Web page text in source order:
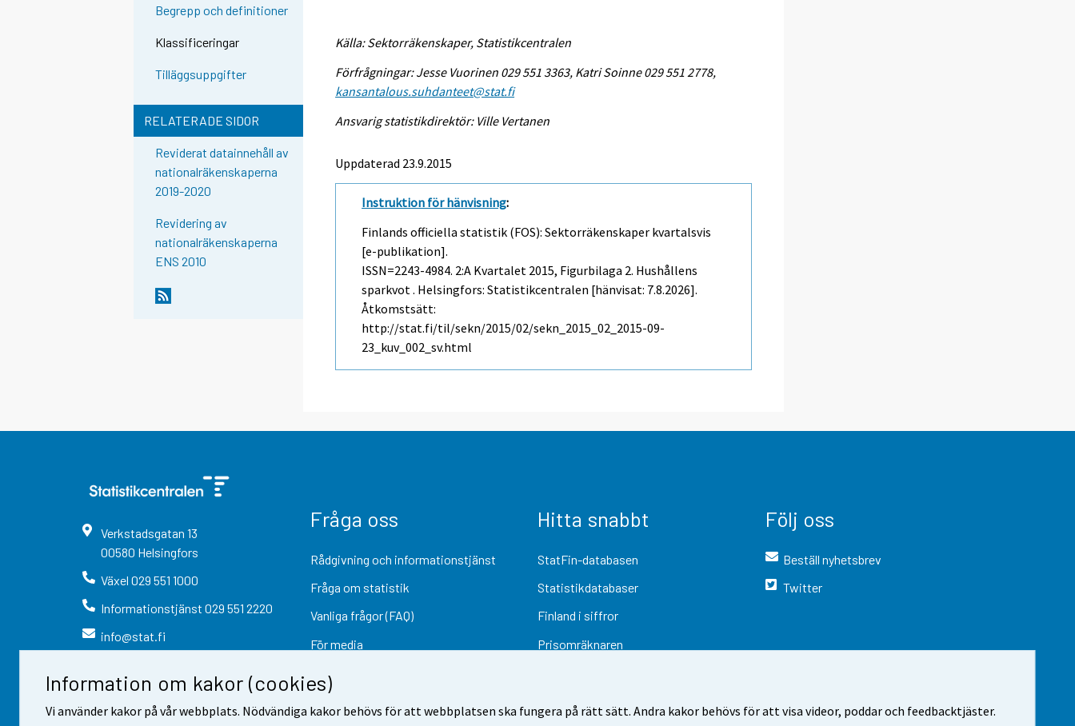
Information om kakor (cookies)
Vi använder kakor på vår webbplats. Nödvändiga kakor behövs för att webbplatsen ska fungera på rätt sätt. Andra kakor behövs för att visa videor, poddar och feedbacktjäster.
Begrepp och definitioner
Klassificeringar
Tilläggsuppgifter
RELATERADE SIDOR
Reviderat datainnehåll av
nationalräkenskaperna
2019-2020
Revidering av
nationalräkenskaperna
ENS 2010
Källa: Sektorräkenskaper, Statistikcentralen
Förfrågningar: Jesse Vuorinen 029 551 3363, Katri Soinne 029 551 2778,
kansantalous.suhdanteet@stat.fi
Ansvarig statistikdirektör: Ville Vertanen
Uppdaterad 23.9.2015
Instruktion för hänvisning:
Finlands officiella statistik (FOS): Sektorräkenskaper kvartalsvis
[e-publikation].
ISSN=2243-4984. 2:a Kvartalet 2015, Figurbilaga 2. Hushållens
sparkvot . Helsingfors: Statistikcentralen [hänvisat: 7.8.2026].
Åtkomstsätt:
http://stat.fi/til/sekn/2015/02/sekn_2015_02_2015-09-
23_kuv_002_sv.html
Verkstadsgatan 13
00580 Helsingfors
Växel 029 551 1000
Informationstjänst 029 551 2220
info@stat.fi
Fråga oss
Rådgivning och informationstjänst
Fråga om statistik
Vanliga frågor (FAQ)
För media
Hitta snabbt
StatFin-databasen
Statistikdatabaser
Finland i siffror
Prisomräknaren
Följ oss
Beställ nyhetsbrev
Twitter